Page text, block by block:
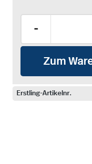
-
Zum
Erstling-Artikelnr.